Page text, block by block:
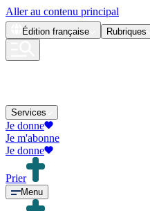
Aller au contenu principal
Édition française Rubriques
Services
Je donne
Je m'abonne
Je donne
Prier
Menu